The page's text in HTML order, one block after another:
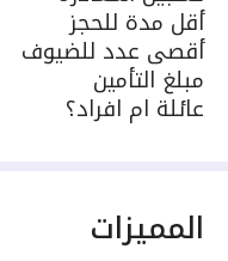
أقل مدة للحجز
أقصى عدد للضيوف
مبلغ التأمين
عائلة ام افراد؟
المميزات